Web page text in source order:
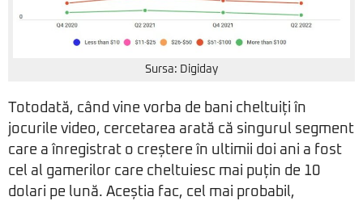
Sursa: Digiday
Totodată, când vine vorba de bani cheltuiți în
jocurile video, cercetarea arată că singurul segment
care a înregistrat o creștere în ultimii doi ani a fost
cel al gamerilor care cheltuiesc mai puțin de 10
dolari pe lună. Aceștia fac, cel mai probabil,